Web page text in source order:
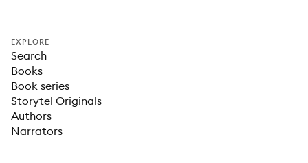
EXPLORE
Search
Books
Book series
Storytel Originals
Authors
Narrators